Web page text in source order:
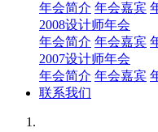
年会简介 年会嘉宾
2008设计师年会
年会简介 年会嘉宾
2007设计师年会
年会简介 年会嘉宾
联系我们